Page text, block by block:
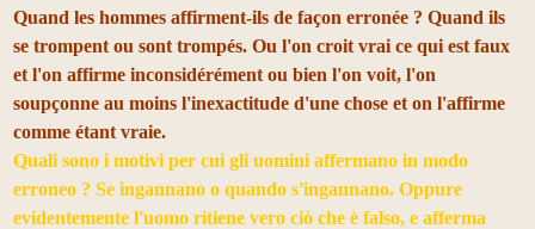
Quand les hommes affirment-ils de façon erronée ? Quand ils
se trompent ou sont trompés. Ou l'on croit vrai ce qui est faux
et l'on affirme inconsidérément ou bien l'on voit, l'on
soupçonne au moins l'inexactitude d'une chose et on l'affirme
comme étant vraie.
Quali sono i motivi per cui gli uomini affermano in modo
erroneo ? Se ingannano o quando s'ingannano. Oppure
evidentemente l'uomo ritiene vero ciò che è falso, e afferma